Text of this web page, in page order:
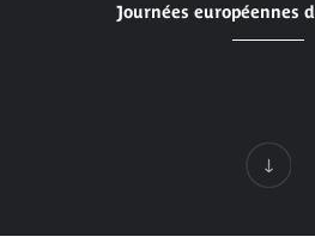
Journées européennes